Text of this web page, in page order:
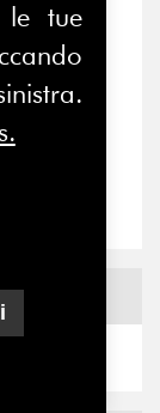
le tue